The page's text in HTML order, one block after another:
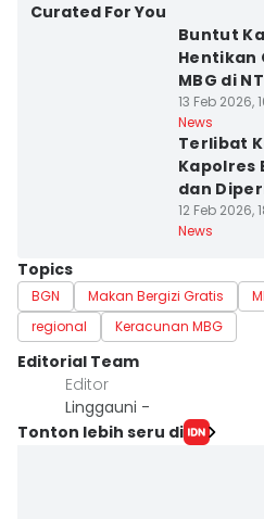
Curated For You
Buntut
Hentikan
MBG di
13 Feb 2026,
News
Terlibat
Kapolres
dan
12 Feb 2026,
News
Topics
BGN Makan Bergizi Gratis
regional
Keracunan MBG
Editorial Team
Editor
Linggauni -
Tonton lebih seru di